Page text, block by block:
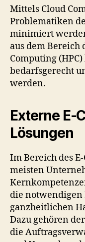
Mittels Cloud
Problematiken
minimiert
aus dem Bereich
Computing
bedarfsgerecht
werden.
Externe E-
Lösungen
Im Bereich des
meisten
die
ganzheitlichen
Dazu gehören
die